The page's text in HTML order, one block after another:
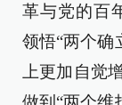
革与党的百
领悟“两个确
上更加自觉